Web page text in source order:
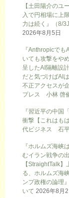
【土田陽介のユ
入で円相場に上
力は続く』（8/
2026年8月5日
『Anthropicで
いても攻撃をや
呈したAI隔離設
だと気づけばAI
不正アクセスが
プレス 小林 啓
『習近平の中国
衝撃【これはも
代ビジネス 石
『ホルムズ海峡
むイラン戦争の
【StraightTalk
る、ホルムズ海
ンプ政権の論理
いて 2026年8月2